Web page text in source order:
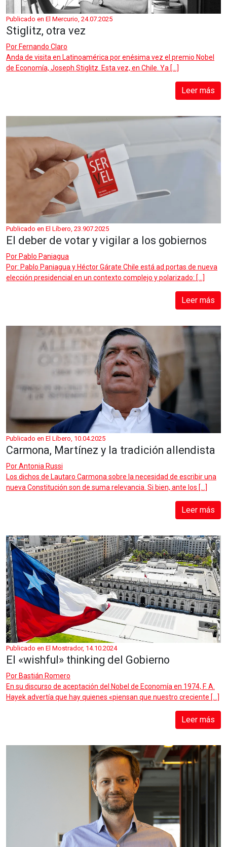
Publicado en El Mercurio, 24.07.2025
Stiglitz, otra vez
Por Fernando Claro
Anda de visita en Latinoamérica por enésima vez el premio Nobel
de Economía, Joseph Stiglitz. Esta vez, en Chile. Ya […]
Leer más
Publicado en El Líbero, 23.907.2025
El deber de votar y vigilar a los gobiernos
Por Pablo Paniagua
Por: Pablo Paniagua y Héctor Gárate Chile está ad portas de nueva
elección presidencial en un contexto complejo y polarizado: […]
Leer más
Publicado en El Líbero, 10.04.2025
Carmona, Martínez y la tradición allendista
PorAntonia Russi
Los dichos de Lautaro Carmona sobre la necesidad de escribir una
nueva Constitución son de suma relevancia. Si bien, ante los […]
Leer más
Publicado en El Mostrador, 14.10.2024
El «wishful» thinking del Gobierno
Por Bastián Romero
En su discurso de aceptación del Nobel de Economía en 1974, F. A.
Hayek advertía que hay quienes «piensan que nuestro creciente […]
Leer más